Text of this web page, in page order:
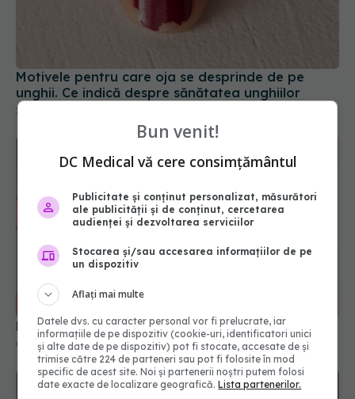
Motivele pentru care oja se desprinde de pe
unghii. Ce indică despre sănătatea unghiilor
Remedii naturale pentru părul cărunt
06 mar 2026, 09:38
Bun venit!
DC Medical vă cere consimțământul
Publicitate și conținut personalizat, măsurători
ale publicității și de conținut, cercetarea
audienței și dezvoltarea serviciilor
Stocarea și/sau accesarea informațiilor de pe
un dispozitiv
Aflați mai multe
Datele dvs. cu caracter personal vor fi prelucrate, iar
informațiile de pe dispozitiv (cookie-uri, identificatori unici
și alte date de pe dispozitiv) pot fi stocate, accesate de și
trimise către 224 de parteneri sau pot fi folosite în mod
specific de acest site. Noi și partenerii noștri putem folosi
date exacte de localizare geografică.Lista partenerilor.